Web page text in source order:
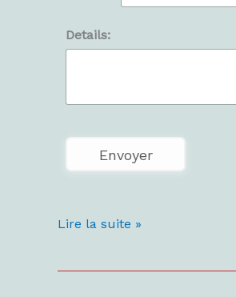
Details:
Lire la suite »